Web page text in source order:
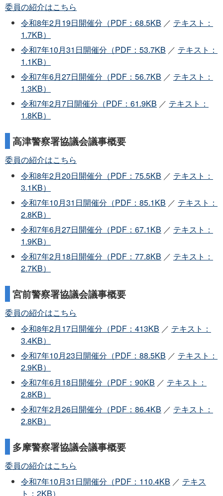
委員の紹介はこちら
令和8年2月19日開催分（PDF：68.5KB ／ テキスト：
1.7KB）
令和7年10月31日開催分（PDF：53.7KB ／ テキスト：
1.1KB）
令和7年6月27日開催分（PDF：56.7KB ／ テキスト：
1.3KB）
令和7年2月7日開催分（PDF：61.9KB ／ テキスト：
1.8KB）
高津警察署協議会議事概要
委員の紹介はこちら
令和8年2月20日開催分（PDF：75.5KB ／ テキスト：
3.1KB）
令和7年10月31日開催分（PDF：85.1KB ／ テキスト：
2.8KB）
令和7年6月27日開催分（PDF：67.1KB ／ テキスト：
1.9KB）
令和7年2月18日開催分（PDF：77.8KB ／ テキスト：
2.7KB）
宮前警察署協議会議事概要
委員の紹介はこちら
令和8年2月17日開催分（PDF：413KB ／ テキスト：
3.4KB）
令和7年10月23日開催分（PDF：88.5KB ／ テキスト：
2.9KB）
令和7年6月18日開催分（PDF：90KB ／ テキスト：
2.8KB）
令和7年2月26日開催分（PDF：86.4KB ／ テキスト：
2.8KB）
多摩警察署協議会議事概要
委員の紹介はこちら
令和7年10月31日開催分（PDF：110.4KB ／ テキス
ト：2KB）